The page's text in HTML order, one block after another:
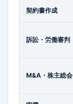
契約書作成
訴訟・労働審判
M&A・株主総会